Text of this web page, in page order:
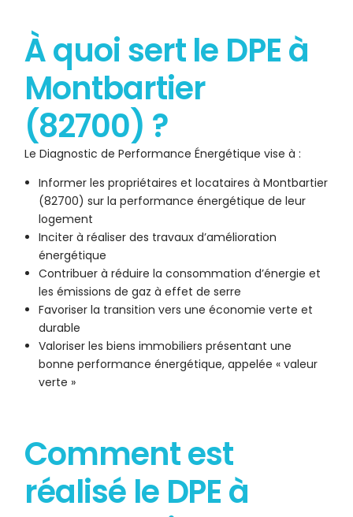
À quoi sert le DPE à
Montbartier
(82700) ?
Le Diagnostic de Performance Énergétique vise à :
Informer les propriétaires et locataires à Montbartier
(82700) sur la performance énergétique de leur
logement
Inciter à réaliser des travaux d’amélioration
énergétique
Contribuer à réduire la consommation d’énergie et
les émissions de gaz à effet de serre
Favoriser la transition vers une économie verte et
durable
Valoriser les biens immobiliers présentant une
bonne performance énergétique, appelée « valeur
verte »
Comment est
réalisé le DPE à